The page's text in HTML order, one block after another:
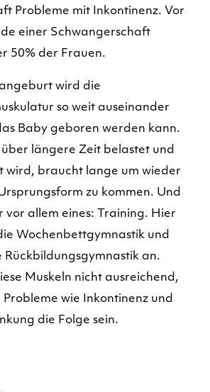
Probleme mit Inkontinenz. Vor
einer Schwangerschaft
50% der Frauen.
wird die
so weit auseinander
Baby geboren werden kann.
über längere Zeit belastet und
wird, braucht lange um wieder
zu kommen. Und
vor allem eines: Training. Hier
Wochenbettgymnastik und
an.
Muskeln nicht ausreichend,
wie Inkontinenz und
die Folge sein.